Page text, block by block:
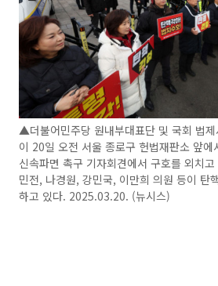
▲더불어민주당 원내부대표단 및 국회 법
이 20일 오전 서울 종로구 헌법재판소 앞에
신속파면 촉구 기자회견에서 구호를 외치
민전, 나경원, 강민국, 이만희 의원 등이 탄
하고 있다. 2025.03.20. (뉴시스)